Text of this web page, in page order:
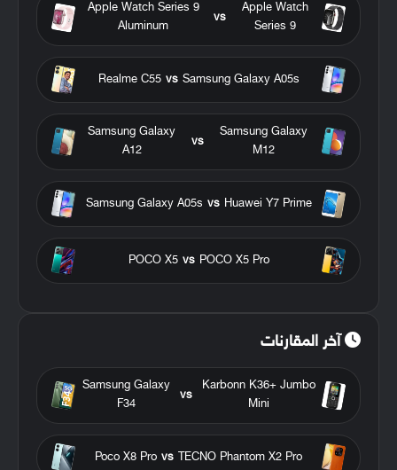
Apple Watch
Series 9
vs
Apple Watch Series 9
Aluminum
Samsung Galaxy A05s
vs
Realme C55
Samsung Galaxy
M12
vs
Samsung Galaxy
A12
Huawei Y7 Prime
vs
Samsung Galaxy A05s
POCO X5 Pro
vs
POCO X5
آخر المقارنات
Karbonn K36+ Jumbo
Mini
vs
Samsung Galaxy
F34
TECNO Phantom X2 Pro
vs
Poco X8 Pro